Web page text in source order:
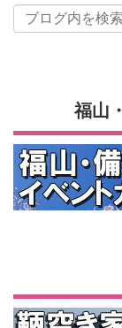
福山